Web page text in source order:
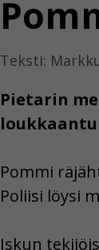
Teksti:
Pietarin
Pommi
Poliisi löysi
Iskun